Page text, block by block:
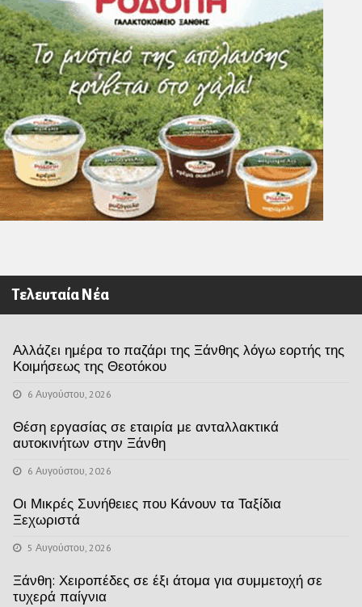
Τελευταία Νέα
Αλλάζει ημέρα το παζάρι της Ξάνθης λόγω εορτής της
Κοιμήσεως της Θεοτόκου
6 Αυγούστου, 2026
Θέση εργασίας σε εταιρία με ανταλλακτικά
αυτοκινήτων στην Ξάνθη
6 Αυγούστου, 2026
Οι Μικρές Συνήθειες που Κάνουν τα Ταξίδια
Ξεχωριστά
5 Αυγούστου, 2026
Ξάνθη: Χειροπέδες σε έξι άτομα για συμμετοχή σε
τυχερά παίγνια